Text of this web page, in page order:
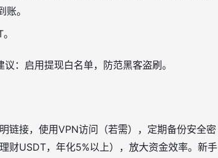
。
：启用提现白名单，防范黑客盗刷。
链接，使用VPN访问（若需），定期备份安全密
财USDT，年化5%以上），放大资金效率。新手